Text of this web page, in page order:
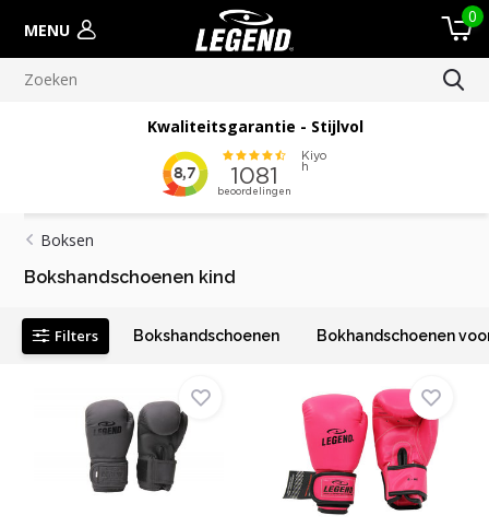
MENU
0
Kwaliteitsgarantie - Stijlvol
Boksen
Bokshandschoenen kind
Filters Bokshandschoenen Bokhandschoenen